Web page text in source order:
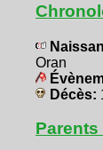
Oran
Décès: